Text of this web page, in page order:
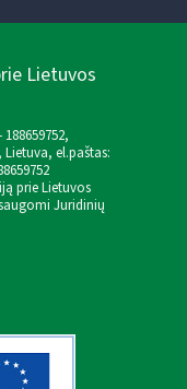
Lietuvos
Lietuva, el.paštas:
prie Lietuvos
Juridinių